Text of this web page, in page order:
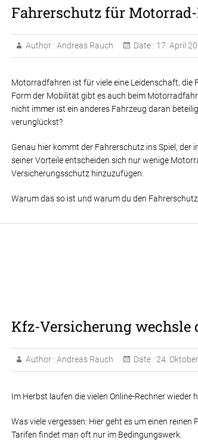
Fahrerschutz für
Author : Andreas Rauch Date : 17. April
Motorradfahren ist für viele eine Leidenschaft, die
Form der Mobilität gibt es auch beim
nicht immer ist ein anderes Fahrzeug daran
verunglückst?
Genau hier kommt der Fahrerschutz ins Spiel, der
seiner Vorteile entscheiden sich nur wenige
Versicherungsschutz hinzuzufügen.
Warum das so ist und warum du den
Kfz-Versicherung wechsle
Author : Andreas Rauch Date : 24.
Im Herbst laufen die vielen Online-Rechner wieder
Was viele vergessen: Hier geht es um einen
Tarifen findet man oft nur im Bedingungswerk.